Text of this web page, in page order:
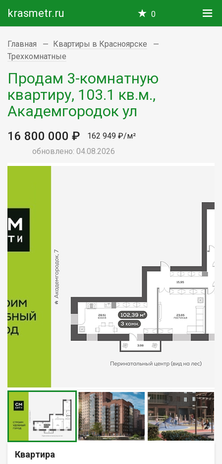
krasmetr.ru 0
Главная
Квартиры в Красноярске
Трехкомнатные
Продам 3-комнатную
квартиру, 103.1 кв.м.,
Академгородок ул
16 800 000 ₽
162 949 ₽/м²
обновлено: 04.08.2026
Квартира